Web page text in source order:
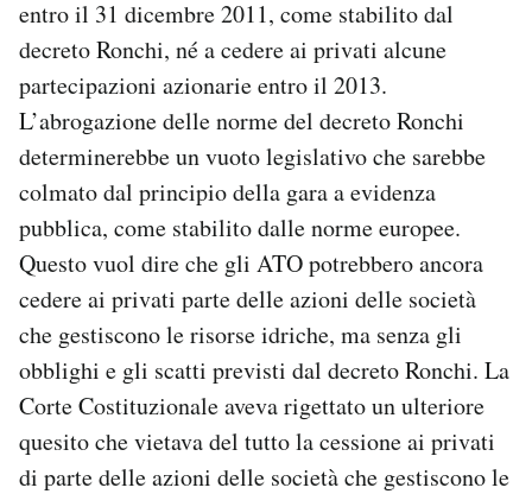
entro il 31 dicembre 2011, come stabilito dal
decreto Ronchi, né a cedere ai privati alcune
partecipazioni azionarie entro il 2013.
L’abrogazione delle norme del decreto Ronchi
determinerebbe un vuoto legislativo che sarebbe
colmato dal principio della gara a evidenza
pubblica, come stabilito dalle norme europee.
Questo vuol dire che gli ATO potrebbero ancora
cedere ai privati parte delle azioni delle società
che gestiscono le risorse idriche, ma senza gli
obblighi e gli scatti previsti dal decreto Ronchi. La
Corte Costituzionale aveva rigettato un ulteriore
quesito che vietava del tutto la cessione ai privati
di parte delle azioni delle società che gestiscono le